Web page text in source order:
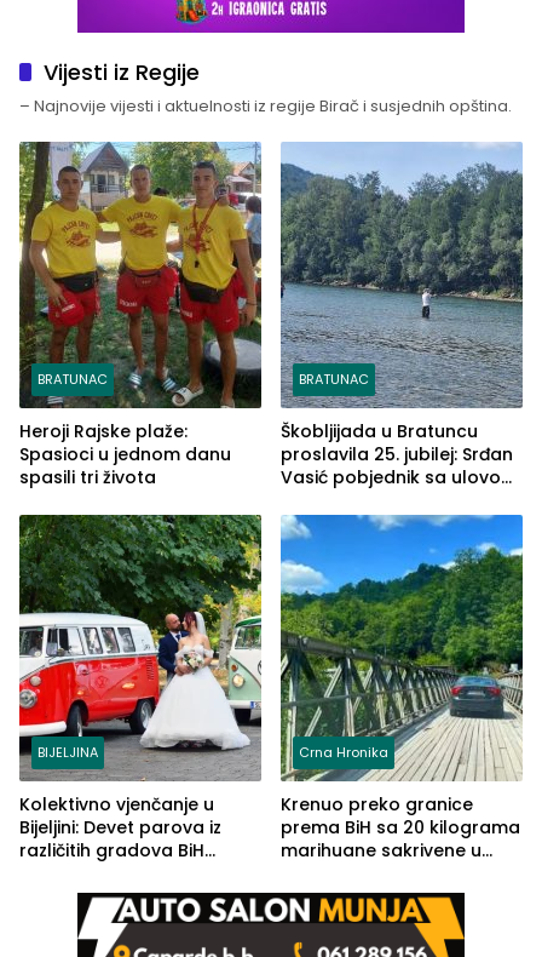
Vijesti iz Regije
– Najnovije vijesti i aktuelnosti iz regije Birač i susjednih opština.
BRATUNAC
Heroji Rajske plaže:
Spasioci u jednom danu
spasili tri života
BRATUNAC
Škobljijada u Bratuncu
proslavila 25. jubilej: Srđan
Vasić pobjednik sa ulovom
BIJELJINA
Kolektivno vjenčanje u
Bijeljini: Devet parova iz
različitih gradova BiH
Crna Hronika
Krenuo preko granice
prema BiH sa 20 kilograma
marihuane sakrivene u